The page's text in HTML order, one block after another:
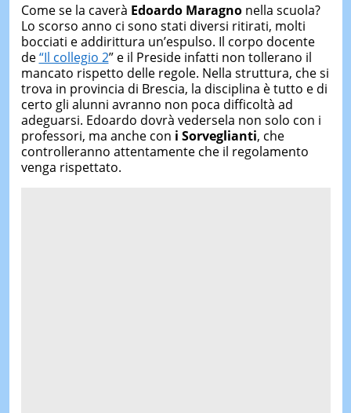
Come se la caverà Edoardo Maragnonella scuola?
Lo scorso anno ci sono stati diversi ritirati, molti
bocciati e addirittura un’espulso. Il corpo docente
de“Il collegio 2” e il Preside infatti non tollerano il
mancato rispetto delle regole. Nella struttura, che si
trova in provincia di Brescia, la disciplina è tutto e di
certo gli alunni avranno non poca difficoltà ad
adeguarsi. Edoardo dovrà vedersela non solo con i
professori, ma anche con i Sorveglianti, che
controlleranno attentamente che il regolamento
venga rispettato.